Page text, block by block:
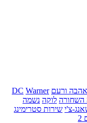
ורעם DC Warner
השחורה לוקה נשמה
צ'י שירות סטרימינג